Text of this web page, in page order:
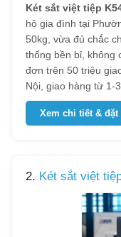
Két sắt việt tiệp
hộ gia đình tại
50kg, vừa đủ chắc
thống bền bỉ, không
đơn trên 50 triệu
Nội, giao hàng từ 1-
Xem chi tiết & đặt
2. Két sắt việt